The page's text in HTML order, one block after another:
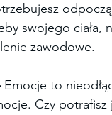
swojego ciała,
zawodowe.
Emocje to
Czy